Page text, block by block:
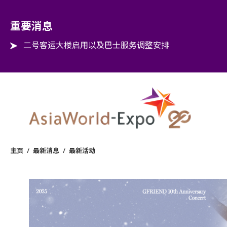
重要消息
二号客运大楼启用以及巴士服务调整安排
主页 / 最新消息 / 最新活动